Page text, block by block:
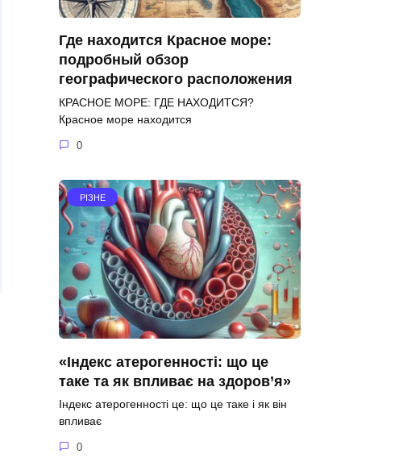
Где находится Красное море:
подробный обзор
географического расположения
КРАСНОЕ МОРЕ: ГДЕ НАХОДИТСЯ?
Красное море находится
0
РІЗНЕ
«Індекс атерогенності: що це
таке та як впливає на здоров’я»
Індекс атерогенності це: що це таке і як він
впливає
0